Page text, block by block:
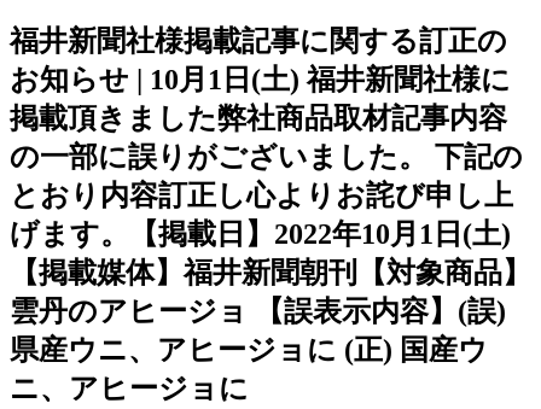
福井新聞社様掲載記事に関する訂正の
お知らせ | 10月1日(土) 福井新聞社様に
掲載頂きました弊社商品取材記事内容
の一部に誤りがございました。 下記の
とおり内容訂正し心よりお詫び申し上
げます。【掲載日】2022年10月1日(土)
【掲載媒体】福井新聞朝刊【対象商品】
雲丹のアヒージョ 【誤表示内容】(誤)
県産ウニ、アヒージョに (正) 国産ウ
ニ、アヒージョに